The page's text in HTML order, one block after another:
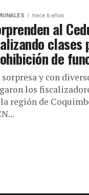
hace 6 años
al
clases
de
sorpresa y con
los
región de